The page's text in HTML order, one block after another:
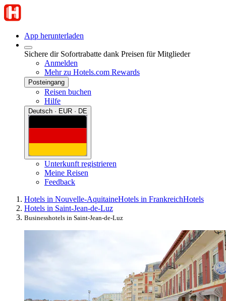
App herunterladen
Sichere dir Sofortrabatte dank Preisen für Mitglieder
Anmelden
Mehr zu Hotels.com Rewards
Posteingang
Reisen buchen
Hilfe
Deutsch · EUR · DE
Unterkunft registrieren
Meine Reisen
Feedback
Hotels in Nouvelle-AquitaineHotels in FrankreichHotels
Hotels in Saint-Jean-de-Luz
Businesshotels in Saint-Jean-de-Luz